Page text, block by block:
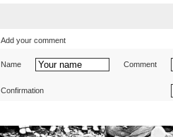
Add your comment
Name Comment
Confirmation